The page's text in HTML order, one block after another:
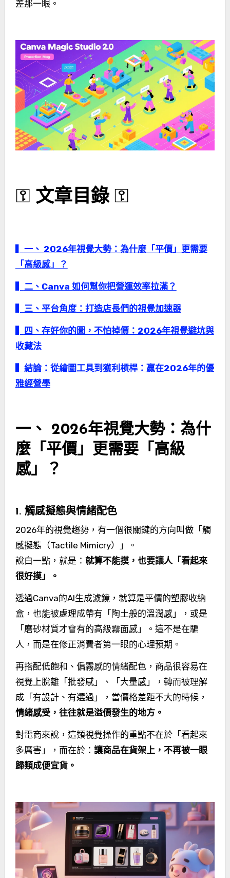
差那一眼。
⚿ 文章目錄⚿
一、 2026年視覺大勢：為什麼「平價」更需要
「高級感」？
二、Canva 如何幫你把營運效率拉滿？
▍三、平台角度：打造店長們的視覺加速器
四、存好你的圖，不怕掉價：2026年視覺避坑與
收藏法
結論：從繪圖工具到獲利槓桿：贏在2026年的優
雅經營學
一、 2026年視覺大勢：為什
麼「平價」更需要「高級
感」？
1. 觸感擬態與情緒配色
2026年的視覺趨勢，有一個很關鍵的方向叫做「觸
感擬態（Tactile Mimicry）」。
說白一點，就是： 就算不能摸，也要讓人「看起來
很好摸」。
透過Canva的AI生成濾鏡，就算是平價的塑膠收納
盒，也能被處理成帶有「陶土般的溫潤感」，或是
「磨砂材質才會有的高級霧面感」。這不是在騙
人，而是在修正消費者第一眼的心理預期。
再搭配低飽和、偏霧感的情緒配色，商品很容易在
視覺上脫離「批發感」、「大量感」，轉而被理解
成「有設計、有選過」，當價格差距不大的時候，
情緒感受，往往就是溢價發生的地方。
對電商來說，這類視覺操作的重點不在於「看起來
多厲害」，而在於： 讓商品在貨架上，不再被一眼
歸類成便宜貨。